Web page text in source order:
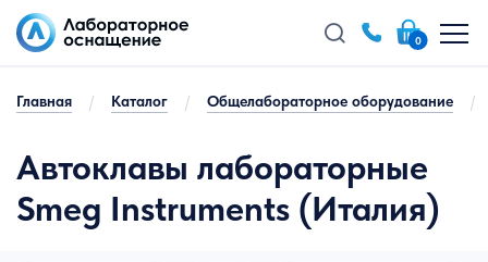
0
Главная / Каталог / Общелабораторное оборудование /
Автоклавы лабораторные
Smeg Instruments (Италия)